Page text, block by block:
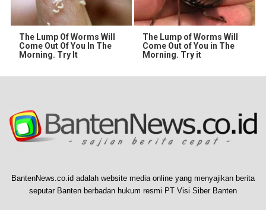
The Lump Of Worms Will
Come Out Of You In The
Morning. Try It
The Lump of Worms Will
Come Out of You in The
Morning. Try it
BantenNews.co.id adalah website media online yang menyajikan berita
seputar Banten berbadan hukum resmi PT Visi Siber Banten